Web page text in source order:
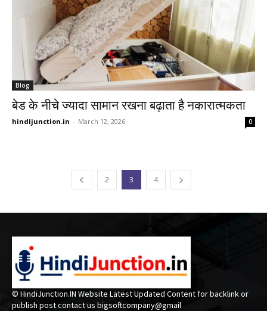
Blog
बेड के नीचे ज्यादा सामान रखना बढ़ाता है नकारात्मकता
hindijunction.in - March 12, 2026 0
2 3 4
© HindiJunction.IN Website Latest Updated Content for backlink or
publish post contact us bigsoftcompany@gmail